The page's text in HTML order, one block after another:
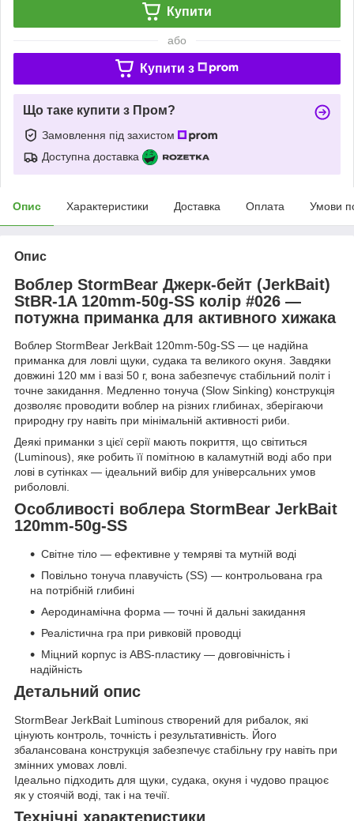
Купити
або
Купити з
Що таке купити з Пром?
Замовлення під захистом
Доступна доставка
Опис Характеристики Доставка Оплата Умови
Опис
Воблер StormBear Джерк-бейт (JerkBait)
StBR-1A 120mm-50g-SS колір #026 —
потужна приманка для активного хижака
Воблер StormBear JerkBait 120mm-50g-SS — це надійна
приманка для ловлі щуки, судака та великого окуня. Завдяки
довжині 120 мм і вазі 50 г, вона забезпечує стабільний політ і
точне закидання. Медленно тонуча (Slow Sinking) конструкція
дозволяє проводити воблер на різних глибинах, зберігаючи
природну гру навіть при мінімальній активності риби.
Деякі приманки з цієї серії мають покриття, що світиться
(Luminous), яке робить її помітною в каламутній воді або при
лові в сутінках — ідеальний вибір для універсальних умов
риболовлі.
Особливості воблера StormBear JerkBait
120mm-50g-SS
Світне тіло — ефективне у темряві та мутній воді
Повільно тонуча плавучість (SS) — контрольована гра
на потрібній глибині
Аеродинамічна форма — точні й дальні закидання
Реалістична гра при ривковій проводці
Міцний корпус із ABS-пластику — довговічність і
надійність
Детальний опис
StormBear JerkBait Luminous створений для рибалок, які
цінують контроль, точність і результативність. Його
збалансована конструкція забезпечує стабільну гру навіть при
змінних умовах ловлі.
Ідеально підходить для щуки, судака, окуня і чудово працює
як у стоячій воді, так і на течії.
Технічні характеристики